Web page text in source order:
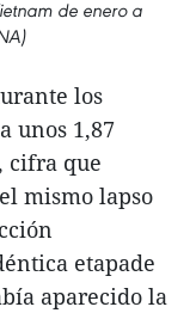
de enero a
los
unos 1,87
cifra que
mismo lapso
etapade
aparecido la